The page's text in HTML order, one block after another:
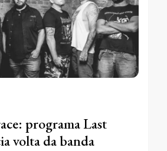
programa Last
volta da banda